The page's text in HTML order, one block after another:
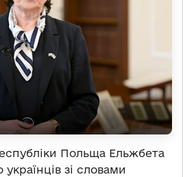
Польща Ельжбета
зі словами